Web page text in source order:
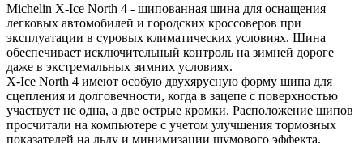
Michelin X-Ice North 4 - шипованная шина для оснащения
легковых автомобилей и городских кроссоверов при
эксплуатации в суровых климатических условиях. Шина
обеспечивает исключительный контроль на зимней дороге
даже в экстремальных зимних условиях.
X-Ice North 4 имеют особую двухярусную форму шипа для
сцепления и долговечности, когда в зацепе с поверхностью
участвует не одна, а две острые кромки. Расположение шипов
просчитали на компьютере с учетом улучшения тормозных
показателей на льду и минимизации шумового эффекта.